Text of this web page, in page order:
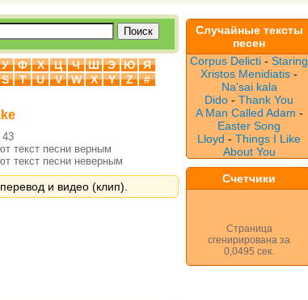
У Ф Х Ц Ч Ш Э Ю
Я
S T U V W X Y Z
#
43
текст песни верным
текст песни неверным
и видео (клип).
Случайные тексты
песен
Corpus Delicti - Staring
Xristos Menidiatis -
Na'sai kala
Dido - Thank You
A Man Called Adam -
Easter Song
Lloyd - Things I Like
About You
Счетчики
Страница
сгенирирована за
0,0495 сек.